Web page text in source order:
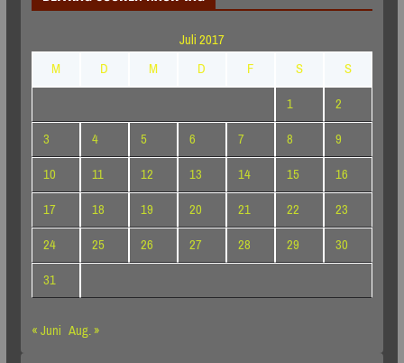
Juli 2017
M
D M D F S
S
1
2
3
4 5 6 7 8
9
10
11 12 13 14 15
16
17
18 19 20 21 22
23
24
25 26 27 28 29
30
31
« Juni Aug. »